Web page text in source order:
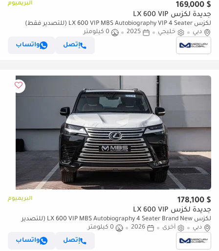
$ 169,000 البريميوم
جديدة لكزس LX 600 VIP
لكزس LX 600 VIP MBS Autobiography VIP 4 Seater (للتصدير فقط)
دبي
خليجي 2025
0 كيلومتر
إتصل
واتساب
$ 178,100 البريميوم
جديدة لكزس LX 600 VIP
لكزس LX 600 VIP MBS Autobiography 4 Seater Brand New (للتصدير
فقط)
دبي أخرى 2026
0 كيلومتر
إتصل
واتساب